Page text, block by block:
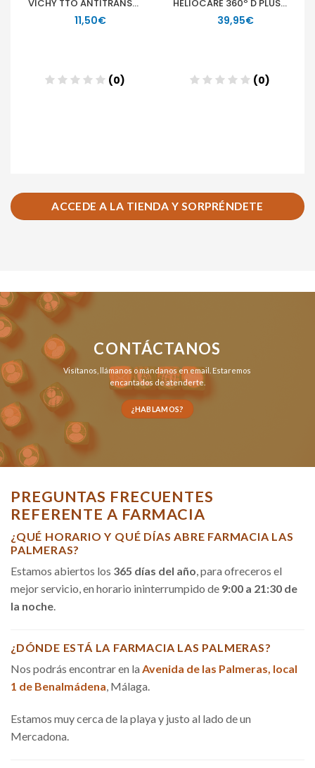
ACCEDE A LA TIENDA Y SORPRÉNDETE
CONTÁCTANOS
Visítanos, llámanosomándanos en email . Estaremos
encantados de atenderte.
¿HABLAMOS?
PREGUNTAS FRECUENTES
REFERENTE A FARMACIA
¿QUÉ HORARIO Y QUÉ DÍAS ABRE FARMACIA LAS
PALMERAS?
Estamos abiertos los 365 días del año, para ofreceros el
mejor servicio, en horario ininterrumpido de 9:00 a 21:30 de
la noche.
¿DÓNDE ESTÁ LA FARMACIA LAS PALMERAS?
Nos podrás encontrar en la Avenida de las Palmeras, local
1 de Benalmádena, Málaga.
Estamos muy cerca de la playa y justo al lado de un
Mercadona.